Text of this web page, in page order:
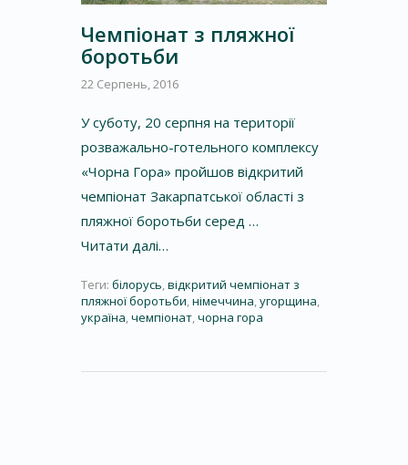
Чемпіонат з пляжної
боротьби
22 Серпень, 2016
У суботу, 20 серпня на території
розважально-готельного комплексу
«Чорна Гора» пройшов відкритий
чемпіонат Закарпатської області з
пляжної боротьби серед …
Читати далі…
Теги: білорусь,відкритий чемпіонат з
пляжної боротьби,німеччина,угорщина,
україна,чемпіонат,чорна гора